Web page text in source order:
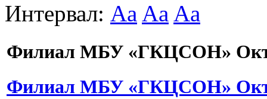
Интервал: Aa Aa Aa
Филиал МБУ «ГКЦСОН»
Филиал МБУ «ГКЦСОН»